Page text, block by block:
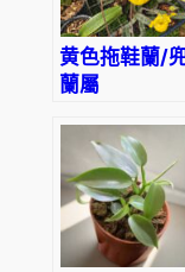
黄色拖鞋蘭/
蘭屬
(Yellow)